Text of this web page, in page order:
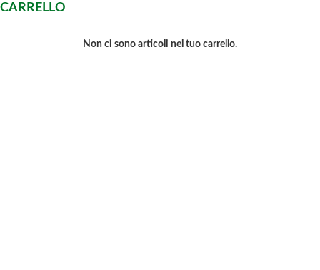
CARRELLO
Non ci sono articoli nel tuo carrello.